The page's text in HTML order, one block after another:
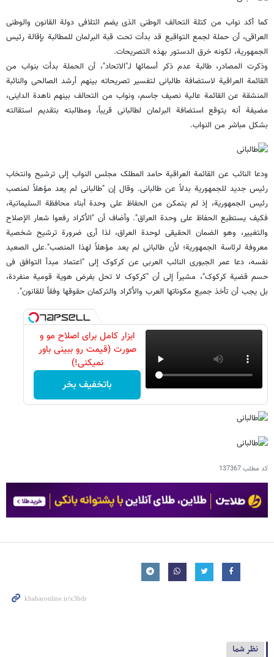
کما أکد نواب من کتلة التحالف الوطنی الذی یضم ائتلافی دولة القانون والوطنی
العراقی، أن حملة لجمع التواقیع قد بدأت تحت قبة البرلمان للمطالبة بإقالة رئیس
الجمهوریة، لکونه خرق الدستور بهذه التصریحات.
وذکرت المصادر، طالبة عدم ذکر أسمائها لـ"الاتحاد"، أن الحملة بدأت بنواب من
القائمة العراقیة لاستضافة طالبانی لتفسیر تصریحاته بینهم أرشد الصالحی والنائبة
المنشقة عن القائمة عالیة نصیف جاسم، ونواب من التحالف بینهم ناهدة الداینی،
مضیفة أنه یتوقع استضافة البرلمان لطالبانی قریباً، ومطالبته بتقدیم استقالته
بشکل مباشر من النواب.
ودعا النائب عن القائمة العراقیة حامد المطلک مجلس النواب إلى ترشیح وانتخاب
رئیس جدید للجمهوریة بدلاً عن طالبانی. وقال إن "طالبانی لم یعد مؤهلاً لمنصب
رئیس الجمهوریة، إذ لم یتمکن من الحفاظ على وحدة أبناء محافظة السلیمانیة،
فکیف یستطیع الحفاظ على وحدة العراق". وأضاف أن "الأکراد رفعوا شعار الإصلاح
والتغییر، وهو الضمان الحقیقی لوحدة العراق، لذا أرى ضرورة ترشیح شخصیة
معروفة لرئاسة الجمهوریة؛ لأن طالبانی لم یعد مؤهلاً لهذا المنصب". على الصعید
نفسه، دعا عمر الجبوری النائب العربی عن کرکوک إلى "اعتماد مبدأ التوافق فی
حسم قضیة کرکوک"، مشیراً إلى أن "کرکوک لا تحل بفرض هویة قومیة منفردة،
بل یجب أن تأخذ جمیع مکوناتها العرب والأکراد والترکمان حقوقها وفقاً للقانون".
ابزار کامل برای اصلاح مو و
صورت (قیمت رو ببینی باور
نمیکنی!)
باتخفیف بخر
کد مطلب137367
نظر شما